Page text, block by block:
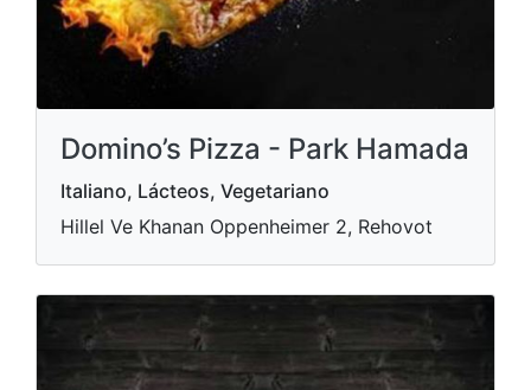
Domino’s Pizza - Park Hamada
Italiano, Lácteos, Vegetariano
Hillel Ve Khanan Oppenheimer 2, Rehovot